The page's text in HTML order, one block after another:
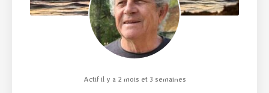
Actif il y a 2 mois et 3 semaines